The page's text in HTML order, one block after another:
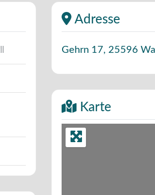
Adresse
Gehrn 17, 25596
Karte